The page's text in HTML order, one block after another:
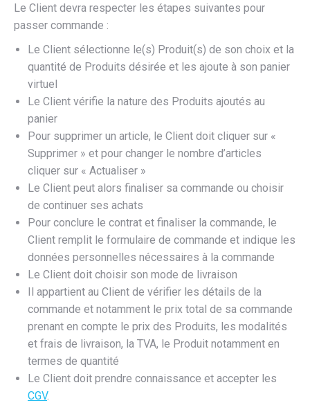
Le Client devra respecter les étapes suivantes pour
passer commande :
​Le Client sélectionne le(s) Produit(s) de son choix et la
quantité de Produits désirée et les ajoute à son panier
virtuel
Le Client vérifie la nature des Produits ajoutés au
panier
​Pour supprimer un article, le Client doit cliquer sur «
Supprimer » et pour changer le nombre d’articles
cliquer sur « Actualiser »
​Le Client peut alors finaliser sa commande ou choisir
de continuer ses achats
​Pour conclure le contrat et finaliser la commande, le
Client remplit le formulaire de commande et indique les
données personnelles nécessaires à la commande
​Le Client doit choisir son mode de livraison
​Il appartient au Client de vérifier les détails de la
commande et notamment le prix total de sa commande
prenant en compte le prix des Produits, les modalités
et frais de livraison, la TVA, le Produit notamment en
termes de quantité
​Le Client doit prendre connaissance et accepter les
CGV.